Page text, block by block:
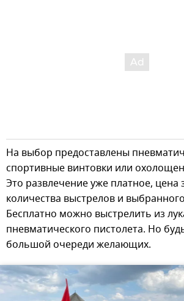
На выбор предоставлены
спортивные винтовки или
Это развлечение уже платное, цена
количества выстрелов и
Бесплатно можно выстрелить из
пневматического пистолета. Но
большой очереди желающих.